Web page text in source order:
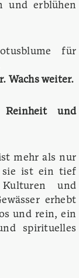
und erblühen
für
Wachs weiter.
und
mehr als nur
sie ist ein tief
und
erhebt
und rein, ein
spirituelles